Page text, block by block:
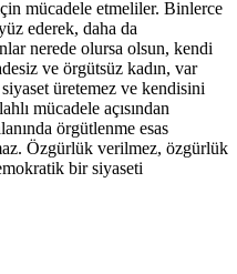
mücadele etmeliler. Binlerce
ederek, daha da
nerede olursa olsun, kendi
ve örgütsüz kadın, var
üretemez ve kendisini
mücadele açısından
örgütlenme esas
Özgürlük verilmez, özgürlük
bir siyaseti